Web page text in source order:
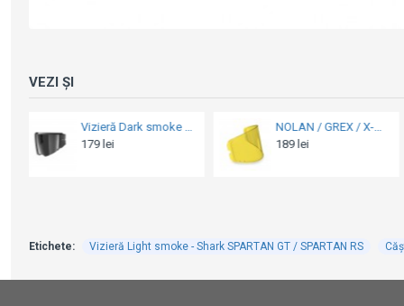
VEZI ȘI
Vizieră Blue Iridium - Shark OXO (XS-M)
359 lei
Cască moto Flip-up - Nolan X-1005 Ultra Carbon Puro 324 Black Glossy 2025
2799 lei
3300 lei
Etichete: Vizieră Light smoke - Shark SPARTAN GT / SPARTAN RS